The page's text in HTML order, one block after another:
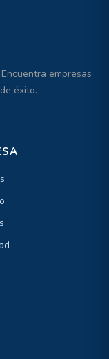
empresas
éxito.